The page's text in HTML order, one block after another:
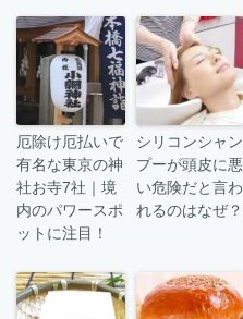
厄除け厄払いで
有名な東京の神
社お寺7社｜境
内のパワースポ
ットに注目！
シリコンシャン
プーが頭皮に悪
い危険だと言わ
れるのはなぜ？